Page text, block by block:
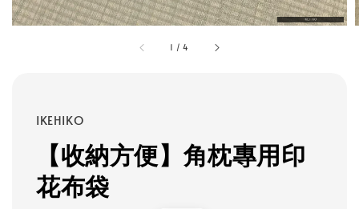
1 /4
IKEHIKO
【收納方便】角枕專用印
花布袋